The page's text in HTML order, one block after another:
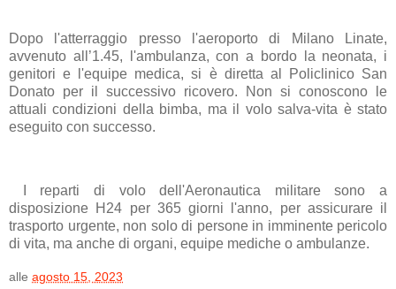
Dopo l'atterraggio presso l'aeroporto di Milano Linate,
avvenuto all’1.45, l'ambulanza, con a bordo la neonata, i
genitori e l'equipe medica, si è diretta al Policlinico San
Donato per il successivo ricovero. Non si conoscono le
attuali condizioni della bimba, ma il volo salva-vita è stato
eseguito con successo.
I reparti di volo dell'Aeronautica militare sono a
disposizione H24 per 365 giorni l'anno, per assicurare il
trasporto urgente, non solo di persone in imminente pericolo
di vita, ma anche di organi, equipe mediche o ambulanze.
alle agosto 15, 2023